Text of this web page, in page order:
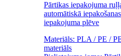
Pārtikas iepakojuma
automātiskā
iepakojuma plēve
Materiāls: PLA / PE /
materiāls